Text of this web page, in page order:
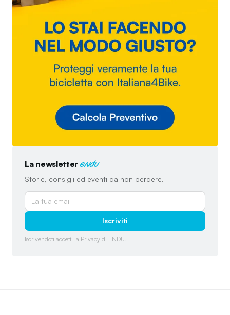
La newsletter endu
Storie, consigli ed eventi da non perdere.
Iscriviti
Iscrivendoti accetti la Privacy di ENDU.